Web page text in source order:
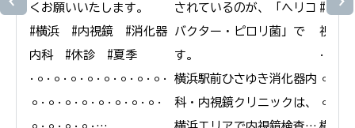
くお願いいたします。
#横浜　#内視鏡　#消化器
内科　#休診　#夏季
𐄁𐄙𐄁𐄙𐄁𐄙𐄁𐄙𐄁𐄙𐄁𐄙𐄁𐄙𐄁𐄙𐄁
𐄙𐄁𐄙𐄁𐄙𐄁𐄙𐄁𐄙𐄁𐄙𐄁𐄙𐄁𐄙𐄁
されているのが、「ヘリコ
バクター・ピロリ菌」で
す。
横浜駅前ひさゆき消化器内
科・内視鏡クリニックは、
#横浜
視鏡